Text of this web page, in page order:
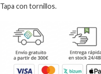
Tapa con tornillos.